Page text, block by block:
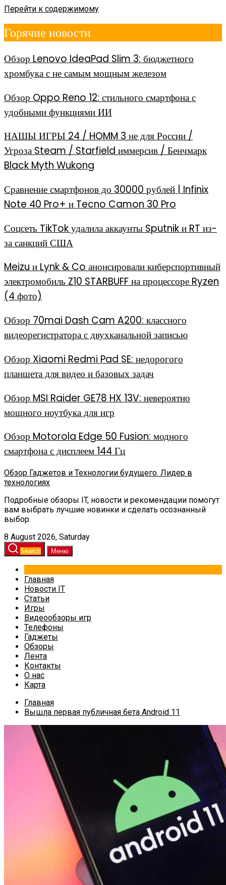
Перейти к содержимому
Горячие новости
Обзор Lenovo IdeaPad Slim 3: бюджетного
хромбука с не самым мощным железом
Обзор Oppo Reno 12: стильного смартфона с
удобными функциями ИИ
НАШЫ ИГРЫ 24 / HOMM 3 не для России /
Угроза Steam / Starfield иммерсив / Бенчмарк
Black Myth Wukong
Сравнение смартфонов до 30000 рублей | Infinix
Note 40 Pro+ и Tecno Camon 30 Pro
Соцсеть TikTok удалила аккаунты Sputnik и RT из-
за санкций США
Meizu и Lynk & Co анонсировали киберспортивный
электромобиль Z10 STARBUFF на процессоре Ryzen
(4 фото)
Обзор 70mai Dash Cam A200: классного
видеорегистратора с двухканальной записью
Обзор Xiaomi Redmi Pad SE: недорогого
планшета для видео и базовых задач
Обзор MSI Raider GE78 HX 13V: невероятно
мощного ноутбука для игр
Обзор Motorola Edge 50 Fusion: модного
смартфона с дисплеем 144 Гц
Обзор Гаджетов и Технологии будущего. Лидер в
технологиях
Подробные обзоры IT, новости и рекомендации помогут
вам выбрать лучшие новинки и сделать осознанный
выбор.
8 August 2026, Saturday
Search Меню
Главная
Новости IT
Статьи
Игры
Видеообзоры игр
Телефоны
Гаджеты
Обзоры
Лента
Контакты
О нас
Карта
Главная
Вышла первая публичная бета Android 11